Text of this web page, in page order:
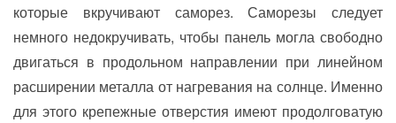
которые вкручивают саморез. Саморезы следует
немного недокручивать, чтобы панель могла свободно
двигаться в продольном направлении при линейном
расширении металла от нагревания на солнце. Именно
для этого крепежные отверстия имеют продолговатую